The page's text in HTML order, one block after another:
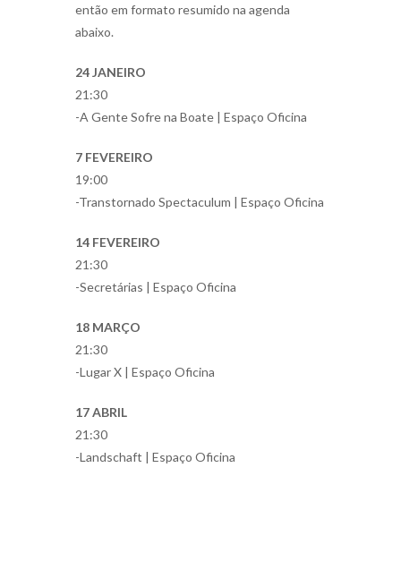
então em formato resumido na agenda
abaixo.
24 JANEIRO
21:30
-A Gente Sofre na Boate | Espaço Oficina
7 FEVEREIRO
19:00
-Transtornado Spectaculum | Espaço Oficina
14 FEVEREIRO
21:30
-Secretárias | Espaço Oficina
18 MARÇO
21:30
-Lugar X | Espaço Oficina
17 ABRIL
21:30
-Landschaft | Espaço Oficina